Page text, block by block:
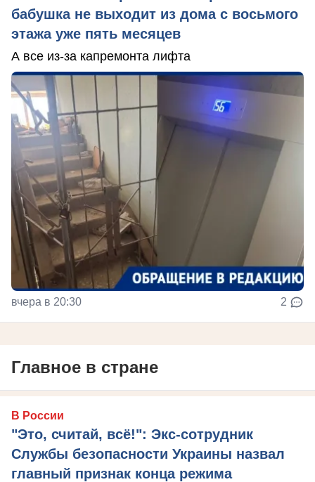
бабушка не выходит из дома с восьмого
этажа уже пять месяцев
А все из-за капремонта лифта
вчера в 20:30 2
Главное в стране
В России
"Это, считай, всё!": Экс-сотрудник
Службы безопасности Украины назвал
главный признак конца режима